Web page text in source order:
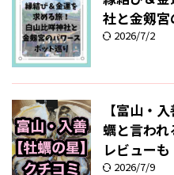
社と金剱宮
2026/7/2
【富山・
蠣と言わ
レビューも
2026/7/9